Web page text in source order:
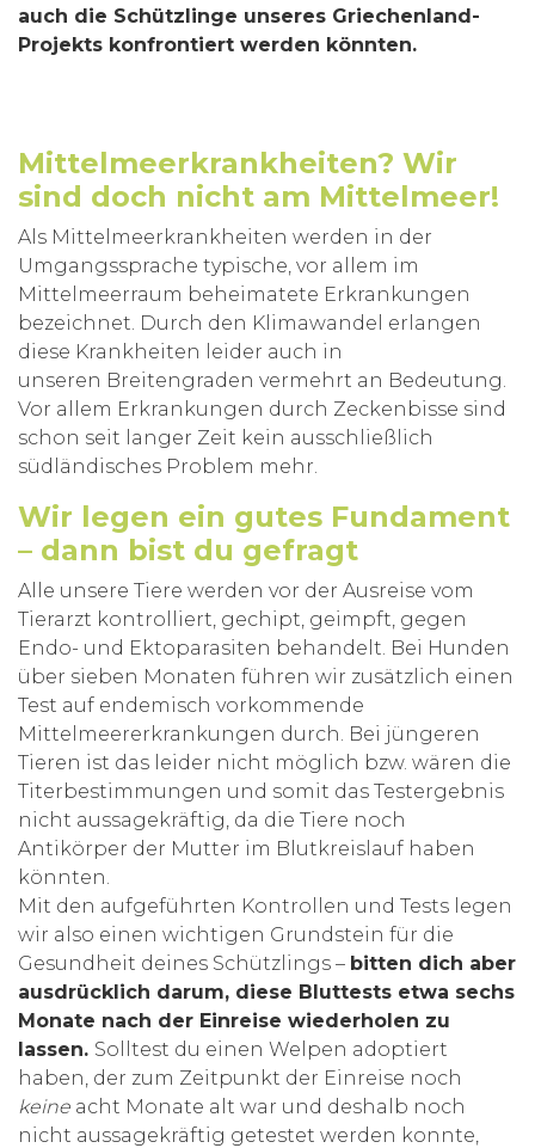
auch die Schützlinge unseres Griechenland-
Projekts konfrontiert werden könnten.
Mittelmeerkrankheiten? Wir
sind doch nicht am Mittelmeer!
Als Mittelmeerkrankheiten werden in der
Umgangssprache typische, vor allem im
Mittelmeerraum beheimatete Erkrankungen
bezeichnet. Durch den Klimawandel erlangen
diese Krankheiten leider auch in
unseren Breitengraden vermehrt an Bedeutung.
Vor allem Erkrankungen durch Zeckenbisse sind
schon seit langer Zeit kein ausschließlich
südländisches Problem mehr.
Wir legen ein gutes Fundament
– dann bist du gefragt
Alle unsere Tiere werden vor der Ausreise vom
Tierarzt kontrolliert, gechipt, geimpft, gegen
Endo- und Ektoparasiten behandelt. Bei Hunden
über sieben Monaten führen wir zusätzlich einen
Test auf endemisch vorkommende
Mittelmeererkrankungen durch. Bei jüngeren
Tieren ist das leider nicht möglich bzw. wären die
Titerbestimmungen und somit das Testergebnis
nicht aussagekräftig, da die Tiere noch
Antikörper der Mutter im Blutkreislauf haben
könnten.
Mit den aufgeführten Kontrollen und Tests legen
wir also einen wichtigen Grundstein für die
Gesundheit deines Schützlings – bitten dich aber
ausdrücklich darum, diese Bluttests etwa sechs
Monate nach der Einreise wiederholen zu
lassen. Solltest du einen Welpen adoptiert
haben, der zum Zeitpunkt der Einreise noch
keine acht Monate alt war und deshalb noch
nicht aussagekräftig getestet werden konnte,